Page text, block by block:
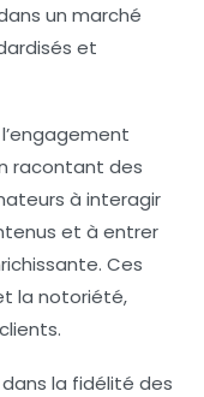
un marché
et
racontant des
à interagir
et à entrer
Ces
la notoriété,
la fidélité des